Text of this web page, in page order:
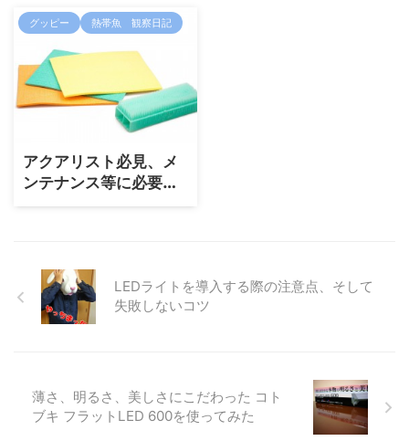
グッピー 熱帯魚 観察日記
アクアリスト必見、メ
ンテナンス等に必要な
こだわり道具（アクア
LEDライトを導入する際の注意点、そして
失敗しないコツ
薄さ、明るさ、美しさにこだわった コト
ブキ フラットLED 600を使ってみた